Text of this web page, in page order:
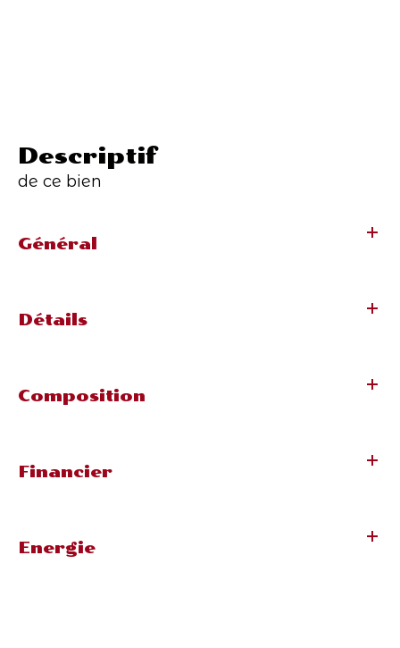
descriptif
de ce bien
Général
Détails
Composition
Financier
Energie